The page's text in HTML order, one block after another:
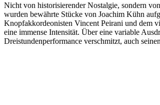
Nicht von historisierender Nostalgie, sondern
wurden bewährte Stücke von Joachim Kühn
Knopfakkordeonisten Vincent Peirani und dem
eine immense Intensität. Über eine variable
Dreistundenperformance verschmitzt, auch